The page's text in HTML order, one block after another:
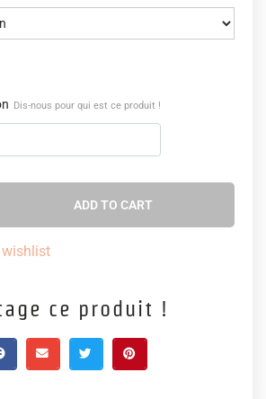
Dis-nous pour qui est ce produit !
ADD TO CART
ce produit !